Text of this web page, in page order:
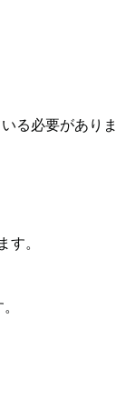
る必要がありま
。